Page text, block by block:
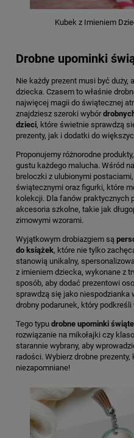
Kubek z Imieniem
Drobne upominki
Nie każdy prezent musi być duży,
dziecka. Czasem to właśnie
najwięcej magii do świątecznej
znajdziesz szeroki wybór
dzieci, które świetnie sprawdzą
prezenty, jak i dodatki do
Proponujemy różnorodne
gustu każdego malucha. Wśród
breloczki z ulubionymi
świątecznymi oraz figurki, które
kolekcji. Dla fanów praktycznych
akcesoria szkolne, takie jak
zimowymi wzorami.
Wyjątkowym drobiazgiem są
do książek, które nie tylko
stanowią unikalny,
z imieniem dziecka, wykonane z
sposób, aby dodać prezentowi
sprawdzą się jako niespodzianka
drobny podarunek, który
Tego typu drobne upominki
rozwiązanie na mikołajki czy
starannie wybrany, aby
radości. Wybierz drobne
niezapomniane!